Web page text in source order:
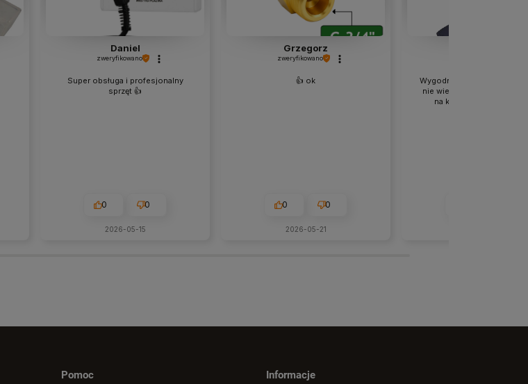
Daniel
zweryfikowano
Super obsługa i profesjonalny
sprzęt 👍️
0 0
2026-05-15
Grzegorz
zweryfikowano
👍️ ok
0 0
2026-05-21
Wygodny kaptur, dla
nie wiem jak przy długiej
na krótkie spawania
Pomoc Informacje